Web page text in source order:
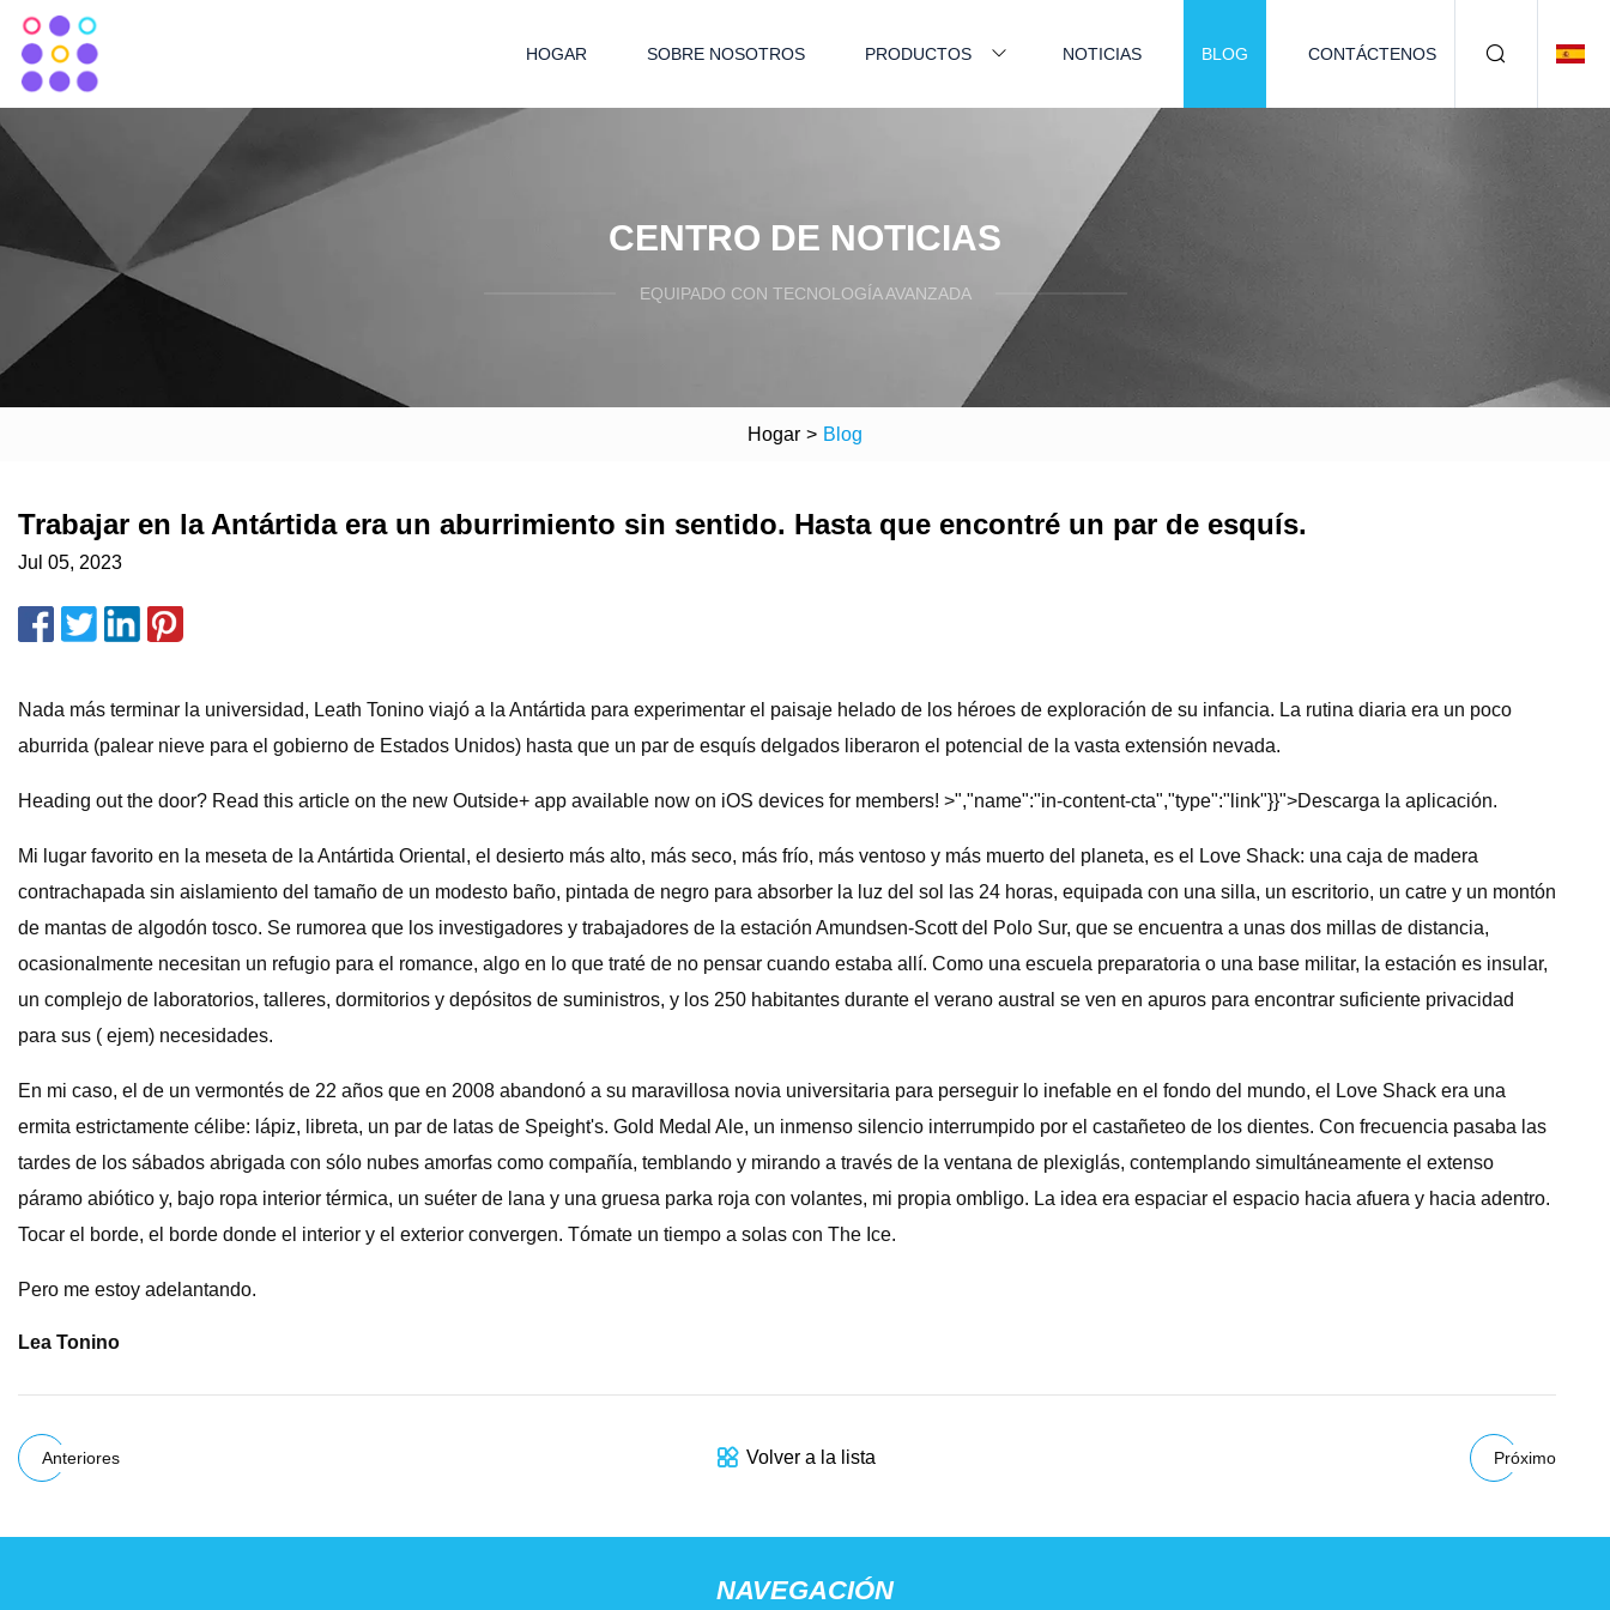
HOGAR SOBRE NOSOTROS PRODUCTOS NOTICIAS BLOG CONTÁCTENOS
CENTRO DE NOTICIAS
EQUIPADO CON TECNOLOGÍA AVANZADA
Hogar > Blog
Trabajar en la Antártida era un aburrimiento sin sentido. Hasta que encontré un par de esquís.
Jul 05, 2023
Nada más terminar la universidad, Leath Tonino viajó a la Antártida para experimentar el paisaje helado de los héroes de exploración de su infancia. La rutina diaria era un poco
aburrida (palear nieve para el gobierno de Estados Unidos) hasta que un par de esquís delgados liberaron el potencial de la vasta extensión nevada.
Heading out the door? Read this article on the new Outside+ app available now on iOS devices for members! >","name":"in-content-cta","type":"link"}}">Descarga la aplicación.
Mi lugar favorito en la meseta de la Antártida Oriental, el desierto más alto, más seco, más frío, más ventoso y más muerto del planeta, es el Love Shack: una caja de madera
contrachapada sin aislamiento del tamaño de un modesto baño, pintada de negro para absorber la luz del sol las 24 horas, equipada con una silla, un escritorio, un catre y un montón
de mantas de algodón tosco. Se rumorea que los investigadores y trabajadores de la estación Amundsen-Scott del Polo Sur, que se encuentra a unas dos millas de distancia,
ocasionalmente necesitan un refugio para el romance, algo en lo que traté de no pensar cuando estaba allí. Como una escuela preparatoria o una base militar, la estación es insular,
un complejo de laboratorios, talleres, dormitorios y depósitos de suministros, y los 250 habitantes durante el verano austral se ven en apuros para encontrar suficiente privacidad
para sus ( ejem) necesidades.
En mi caso, el de un vermontés de 22 años que en 2008 abandonó a su maravillosa novia universitaria para perseguir lo inefable en el fondo del mundo, el Love Shack era una
ermita estrictamente célibe: lápiz, libreta, un par de latas de Speight's. Gold Medal Ale, un inmenso silencio interrumpido por el castañeteo de los dientes. Con frecuencia pasaba las
tardes de los sábados abrigada con sólo nubes amorfas como compañía, temblando y mirando a través de la ventana de plexiglás, contemplando simultáneamente el extenso
páramo abiótico y, bajo ropa interior térmica, un suéter de lana y una gruesa parka roja con volantes, mi propia ombligo. La idea era espaciar el espacio hacia afuera y hacia adentro.
Tocar el borde, el borde donde el interior y el exterior convergen. Tómate un tiempo a solas con The Ice.
Pero me estoy adelantando.
Lea Tonino
Anteriores Volver a la lista Próximo
NAVEGACIÓN